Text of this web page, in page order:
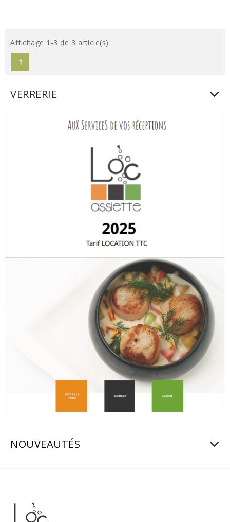
Affichage 1-3 de 3 article(s)
1
VERRERIE
NOUVEAUTÉS